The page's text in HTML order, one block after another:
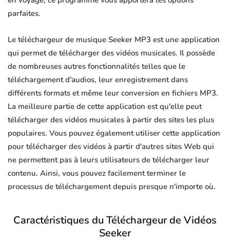
parfaites.
Le téléchargeur de musique Seeker MP3 est une application
qui permet de télécharger des vidéos musicales. Il possède
de nombreuses autres fonctionnalités telles que le
téléchargement d'audios, leur enregistrement dans
différents formats et même leur conversion en fichiers MP3.
La meilleure partie de cette application est qu'elle peut
télécharger des vidéos musicales à partir des sites les plus
populaires. Vous pouvez également utiliser cette application
pour télécharger des vidéos à partir d'autres sites Web qui
ne permettent pas à leurs utilisateurs de télécharger leur
contenu. Ainsi, vous pouvez facilement terminer le
processus de téléchargement depuis presque n'importe où.
Caractéristiques du Téléchargeur de Vidéos
Seeker